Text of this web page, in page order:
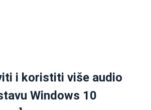
i koristiti više audio
Windows 10